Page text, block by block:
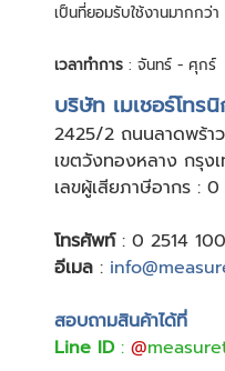
เป็นที่ยอมรับใช้งานมากกว่
เวลาทำการ : จันทร์ - ศุกร์
บริษัท เมเชอร์โทร
2425/2 ถนนลาดพร้า
เขตวังทองหลาง กรุง
เลขผู้เสียภาษีอากร :
โทรศัพท์: 0 2514
อีเมล :
สอบถามสินค้าได้ที่
Line ID: @